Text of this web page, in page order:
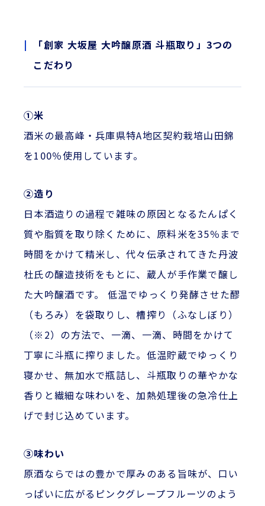
「創家 大坂屋 大吟醸原酒 斗瓶取り」3つの
こだわり
①米
酒米の最高峰・兵庫県特A地区契約栽培山田錦
を100％使用しています。
②造り
日本酒造りの過程で雑味の原因となるたんぱく
質や脂質を取り除くために、原料米を35％まで
時間をかけて精米し、代々伝承されてきた丹波
杜氏の醸造技術をもとに、蔵人が手作業で醸し
た大吟醸酒です。 低温でゆっくり発酵させた醪
（もろみ）を袋取りし、槽搾り（ふなしぼり）
（※2）の方法で、一滴、一滴、時間をかけて
丁寧に斗瓶に搾りました。低温貯蔵でゆっくり
寝かせ、無加水で瓶詰し、斗瓶取りの華やかな
香りと繊細な味わいを、加熱処理後の急冷仕上
げで封じ込めています。
③味わい
原酒ならではの豊かで厚みのある旨味が、口い
っぱいに広がるピンクグレープフルーツのよう